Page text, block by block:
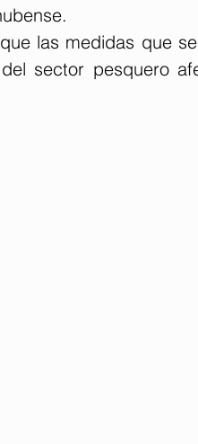
las medidas que
sector pesquero